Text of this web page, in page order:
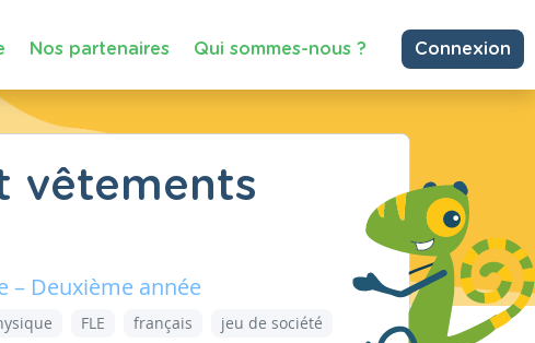
Nos partenaires Qui sommes-nous ? Connexion
vêtements
– Deuxième année
FLE français
jeu de société